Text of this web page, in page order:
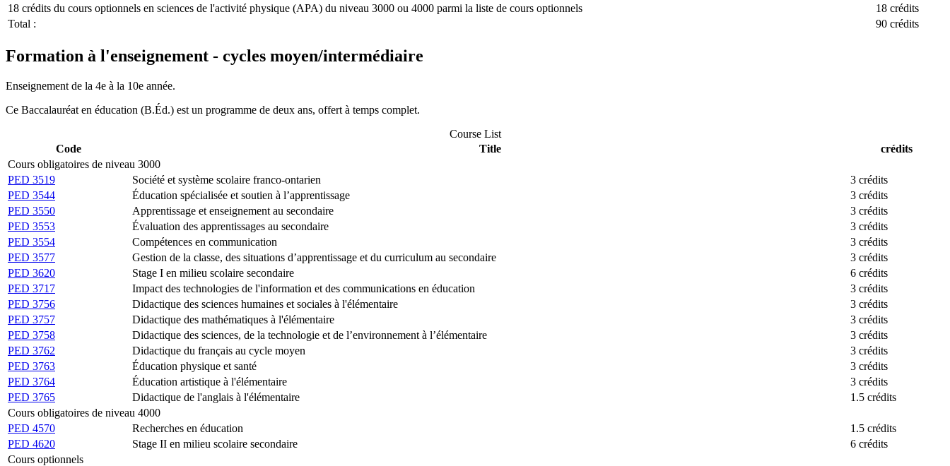
18 crédits du cours optionnels en sciences de l'activité physique (APA) du niveau 3000 ou 4000 parmi la liste de cours optionnels
18 crédits
Total :
90 crédits
Formation à l'enseignement - cycles moyen/intermédiaire
Enseignement de la 4e à la 10e année.
Ce Baccalauréat en éducation (B.Éd.) est un programme de deux ans, offert à temps complet.
Course List
Code
Title
crédits
Cours obligatoires de niveau 3000
PED 3519
Société et système scolaire franco-ontarien
3 crédits
PED 3544
Éducation spécialisée et soutien à l’apprentissage
3 crédits
PED 3550
Apprentissage et enseignement au secondaire
3 crédits
PED 3553
Évaluation des apprentissages au secondaire
3 crédits
PED 3554
Compétences en communication
3 crédits
PED 3577
Gestion de la classe, des situations d’apprentissage et du curriculum au secondaire
3 crédits
PED 3620
Stage I en milieu scolaire secondaire
6 crédits
PED 3717
Impact des technologies de l'information et des communications en éducation
3 crédits
PED 3756
Didactique des sciences humaines et sociales à l'élémentaire
3 crédits
PED 3757
Didactique des mathématiques à l'élémentaire
3 crédits
PED 3758
Didactique des sciences, de la technologie et de l’environnement à l’élémentaire
3 crédits
PED 3762
Didactique du français au cycle moyen
3 crédits
PED 3763
Éducation physique et santé
3 crédits
PED 3764
Éducation artistique à l'élémentaire
3 crédits
PED 3765
Didactique de l'anglais à l'élémentaire
1.5 crédits
Cours obligatoires de niveau 4000
PED 4570
Recherches en éducation
1.5 crédits
PED 4620
Stage II en milieu scolaire secondaire
6 crédits
Cours optionnels